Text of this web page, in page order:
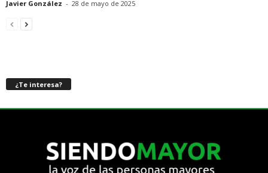
Javier González - 28 de mayo de 2025
¿Te interesa?